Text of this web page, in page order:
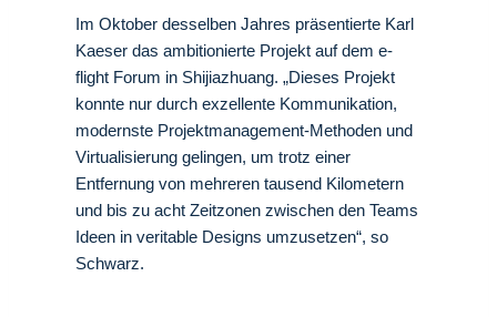
Im Oktober desselben Jahres präsentierte Karl
Kaeser das ambitionierte Projekt auf dem e-
flight Forum in Shijiazhuang. „Dieses Projekt
konnte nur durch exzellente Kommunikation,
modernste Projektmanagement-Methoden und
Virtualisierung gelingen, um trotz einer
Entfernung von mehreren tausend Kilometern
und bis zu acht Zeitzonen zwischen den Teams
Ideen in veritable Designs umzusetzen“, so
Schwarz.